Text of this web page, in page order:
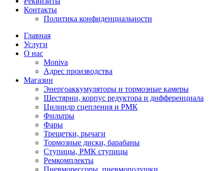
Контакты
Политика конфиденциальности
Главная
Услуги
О нас
Moniva
Адрес производства
Магазин
Энергоаккумуляторы и тормозные камеры
Шестярни, корпус редуктора и дифференциала
Цилиндр сцепления и РМК
Фильтры
Фары
Трещетки, рычаги
Тормозные диски, барабаны
Ступицы, РМК ступицы
Ремкомплекты
Пневморессоры, пневмоподушки